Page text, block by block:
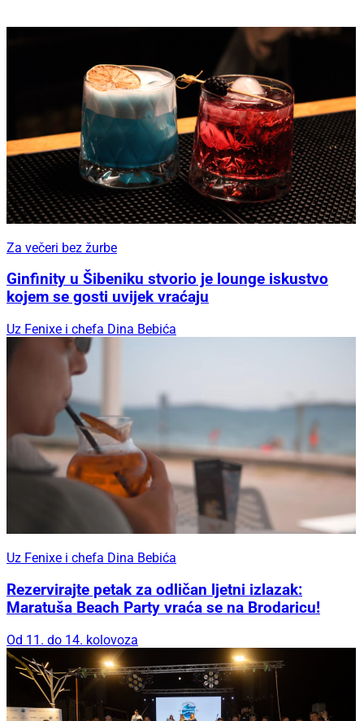
Za večeri bez žurbe
Ginfinity u Šibeniku stvorio je lounge iskustvo
kojem se gosti uvijek vraćaju
Uz Fenixe i chefa Dina Bebića
Uz Fenixe i chefa Dina Bebića
Rezervirajte petak za odličan ljetni izlazak:
Maratuša Beach Party vraća se na Brodaricu!
Od 11. do 14. kolovoza